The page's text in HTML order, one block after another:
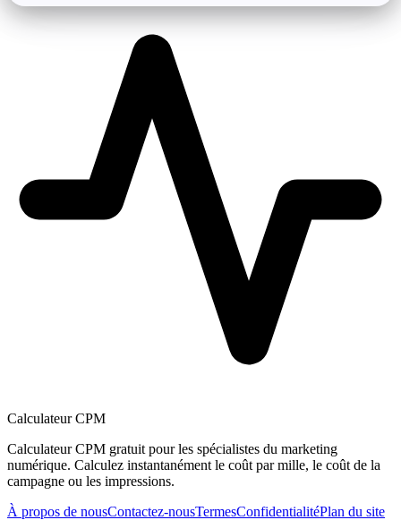
Calculateur CPM
Calculateur CPM gratuit pour les spécialistes du marketing
numérique. Calculez instantanément le coût par mille, le coût de la
campagne ou les impressions.
À propos de nousContactez-nousTermesConfidentialitéPlan du site